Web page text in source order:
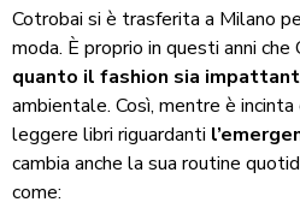
Cotrobai si è trasferita a Milano
moda. È proprio in questi anni che
quanto il fashion sia
ambientale. Così, mentre è
leggere libri riguardanti
cambia anche la sua routine
come: